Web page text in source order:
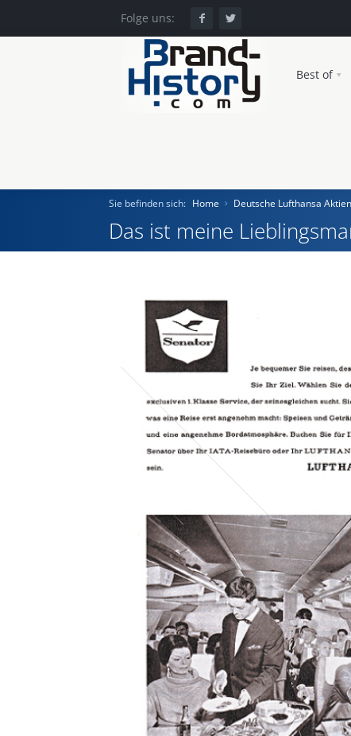
Folge uns:
Best of
Einst und Heute
Marken
Konzerne
Epoche
Sie befinden sich: Home Deutsche Lufthansa
Das ist meine